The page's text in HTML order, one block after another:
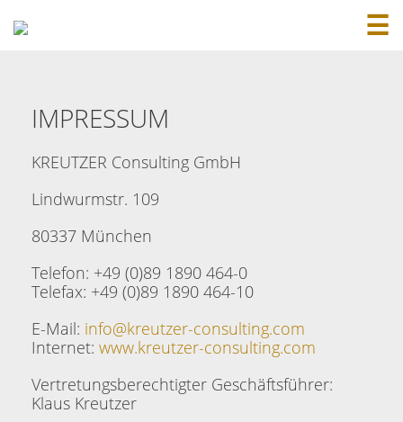
☰
IMPRESSUM
KREUTZER Consulting GmbH
Lindwurmstr. 109
80337 München
Telefon: +49 (0)89 1890 464-0
Telefax: +49 (0)89 1890 464-10
E-Mail: info@kreutzer-consulting.com
Internet: www.kreutzer-consulting.com
Vertretungsberechtigter Geschäftsführer:
Klaus Kreutzer